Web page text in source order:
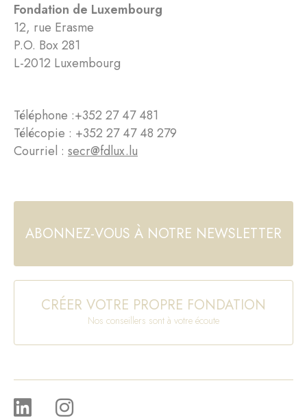
Fondation de Luxembourg
12, rue Erasme
P.O. Box 281
L-2012 Luxembourg
Téléphone :+352 27 47 481
Télécopie : +352 27 47 48 279
Courriel : secr@fdlux.lu
ABONNEZ-VOUS À NOTRE NEWSLETTER
CRÉER VOTRE PROPRE FONDATION
Nos conseillers sont à votre écoute